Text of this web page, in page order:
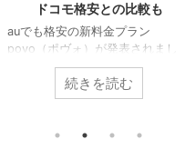
合う？デメリットや比較も！
楽天が更なる格安料金プランを打
ち出してきました！ 20ギガで
1,980円というのは今までにない
破格な値段ですが、1年無料キャン
ペーンは間に合うのでしょう
についても今一度まとめて確認し
続きを読む